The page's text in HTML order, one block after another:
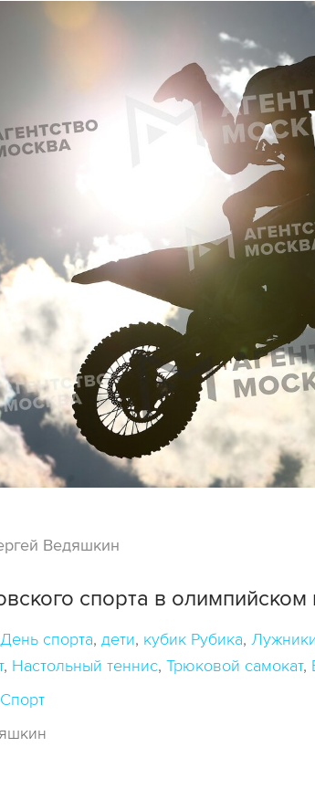
Ведяшкин
спорта в
День спорта дети кубик Рубика
Настольный теннис Трюковой самокат
Спорт